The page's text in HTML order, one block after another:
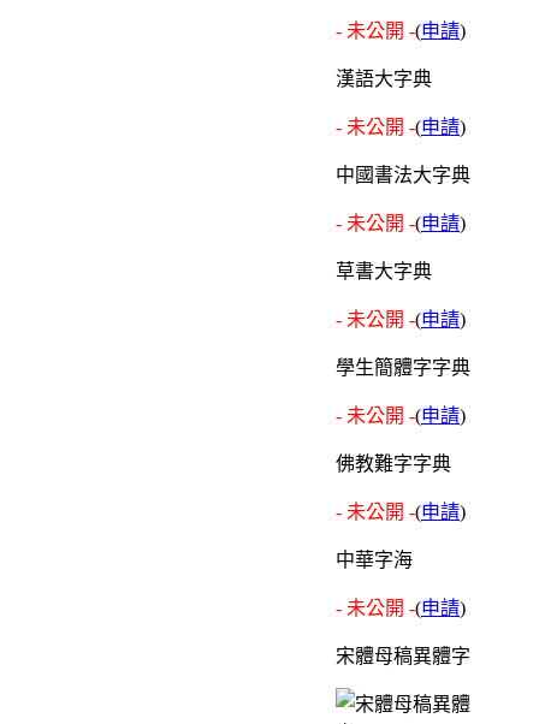
- 未公開 -(申請)
漢語大字典
- 未公開 -(申請)
中國書法大字典
- 未公開 -(申請)
草書大字典
- 未公開 -(申請)
學生簡體字字典
- 未公開 -(申請)
佛教難字字典
- 未公開 -(申請)
中華字海
- 未公開 -(申請)
宋體母稿異體字